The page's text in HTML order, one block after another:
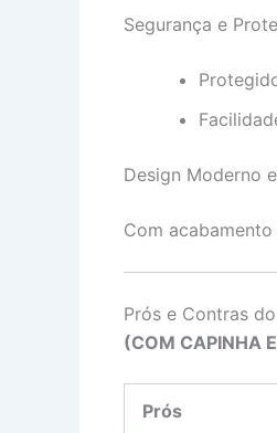
Segurança e
Design Moderno
Com
Prós e Contras do
(COM CAPINHA
Prós